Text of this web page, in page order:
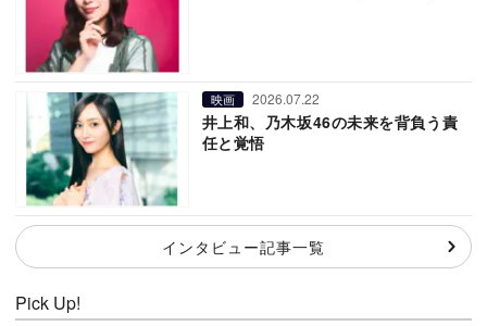
映画 2026.07.22
井上和、乃木坂46の未来を背負う責
任と覚悟
インタビュー記事一覧
Pick Up!